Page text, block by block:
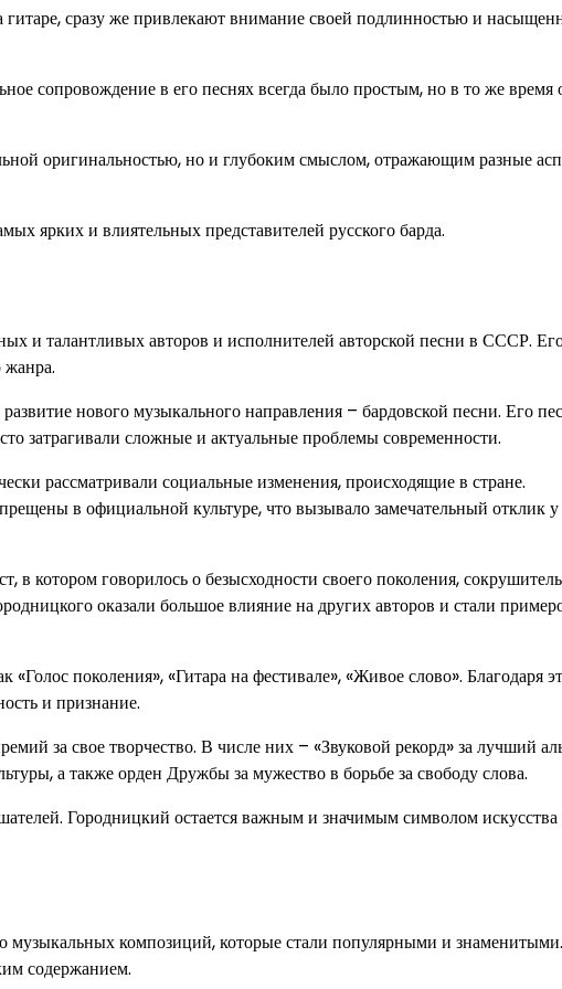
сразу же привлекают внимание своей подлинностью и
сопровождение в его песнях всегда было простым, но в то же время
оригинальностью, но и глубоким смыслом, отражающим разные
ярких и влиятельных представителей русского барда.
и талантливых авторов и исполнителей авторской песни в СССР.
жанра.
нового музыкального направления – бардовской песни. Его
затрагивали сложные и актуальные проблемы современности.
рассматривали социальные изменения, происходящие в стране.
в официальной культуре, что вызывало замечательный отклик у
в котором говорилось о безысходности своего поколения,
оказали большое влияние на других авторов и стали
поколения», «Гитара на фестивале», «Живое слово». Благодаря
и признание.
за свое творчество. В числе них – «Звуковой рекорд» за лучший
а также орден Дружбы за мужество в борьбе за свободу слова.
Городницкий остается важным и значимым символом искусства
композиций, которые стали популярными и
содержанием.